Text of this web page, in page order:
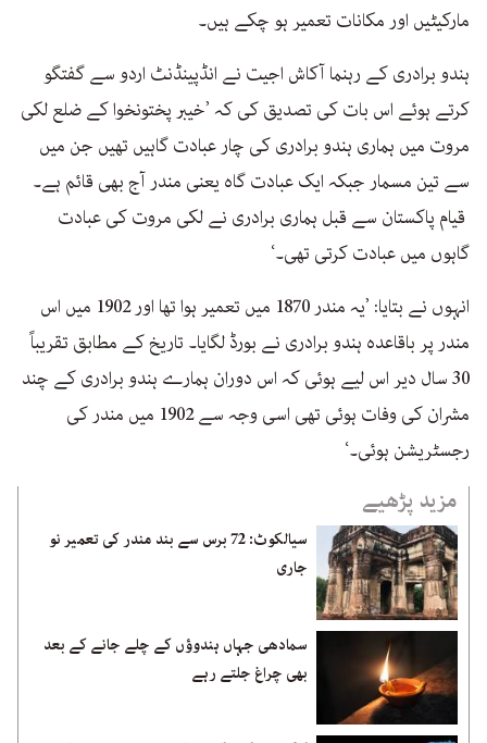
مارکیٹیں اور مکانات تعمیر ہو چکے ہیں۔
ہندو برادری کے رہنما آکاش اجیت نے انڈپینڈنٹ اردو سے گفتگو
کرتے ہوئے اس بات کی تصدیق کی کہ ’خیبر پختونخوا کے ضلع لکی
مروت میں ہماری ہندو برادری کی چار عبادت گاہیں تھیں جن میں
سے تین مسمار جبکہ ایک عبادت گاہ یعنی مندر آج بھی قائم ہے۔
قیام پاکستان سے قبل ہماری برادری نے لکی مروت کی عبادت
گاہوں میں عبادت کرتی تھی۔‘
انہوں نے بتایا: ’یہ مندر 1870 میں تعمیر ہوا تھا اور 1902 میں اس
مندر پر باقاعدہ ہندو برادری نے بورڈ لگایا۔ تاریخ کے مطابق تقریباً
30 سال دیر اس لیے ہوئی کہ اس دوران ہمارے ہندو برادری کے چند
مشران کی وفات ہوئی تھی اسی وجہ سے 1902 میں مندر کی
رجسٹریشن ہوئی۔‘
مزید پڑھیے
سیالکوٹ: 72 برس سے بند مندر کی تعمیر نو
جاری
سمادھی جہاں ہندوؤں کے چلے جانے کے بعد
بھی چراغ جلتے رہے